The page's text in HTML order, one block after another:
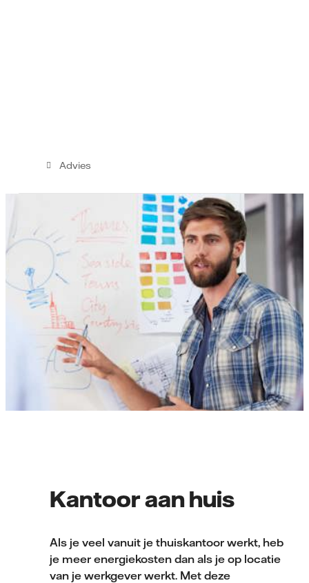
Advies
Kantoor aan huis
Als je veel vanuit je thuiskantoor werkt, heb
je meer energiekosten dan als je op locatie
van je werkgever werkt. Met deze